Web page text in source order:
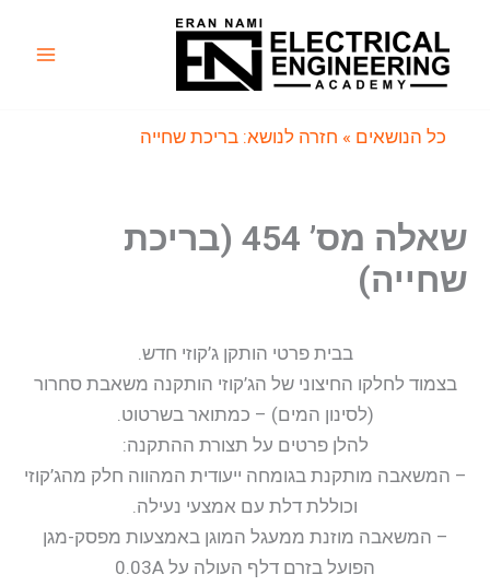
כל הנושאים » חזרה לנושא: בריכת שחייה
שאלה מס’ 454 (בריכת
שחייה)
בבית פרטי הותקן ג’קוזי חדש.
בצמוד לחלקו החיצוני של הג’קוזי הותקנה משאבת סחרור
(לסינון המים) – כמתואר בשרטוט.
להלן פרטים על תצורת ההתקנה:
– המשאבה מותקנת בגומחה ייעודית המהווה חלק מהג’קוזי
וכוללת דלת עם אמצעי נעילה.
– המשאבה מוזנת ממעגל המוגן באמצעות מפסק-מגן
הפועל בזרם דלף העולה על 0.03A